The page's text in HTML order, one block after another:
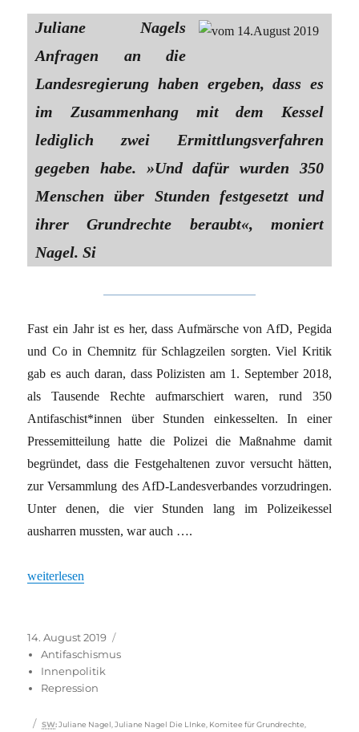
Juliane Nagels
Anfragen an die
Landesregierung haben ergeben, dass es
im Zusammenhang mit dem Kessel
lediglich zwei Ermittlungsverfahren
gegeben habe. »Und dafür wurden 350
Menschen über Stunden festgesetzt und
ihrer Grundrechte beraubt«, moniert
Nagel. Si
Fast ein Jahr ist es her, dass Aufmärsche von AfD, Pegida
und Co in Chemnitz für Schlagzeilen sorgten. Viel Kritik
gab es auch daran, dass Polizisten am 1. September 2018,
als Tausende Rechte aufmarschiert waren, rund 350
Antifaschist*innen über Stunden einkesselten. In einer
Pressemitteilung hatte die Polizei die Maßnahme damit
begründet, dass die Festgehaltenen zuvor versucht hätten,
zur Versammlung des AfD-Landesverbandes vorzudringen.
Unter denen, die vier Stunden lang im Polizeikessel
ausharren mussten, war auch ….
„Klage wegen Einkesselung“
weiterlesen
Veröffentlicht
am
14. August 2019
Antifaschismus
Innenpolitik
Repression
Schlagwörter
SW: Juliane Nagel ,Juliane Nagel Die LInke Komitee für Grundrechte